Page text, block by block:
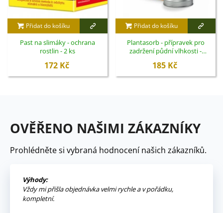
Přidat do košíku
Past na slimáky - ochrana
rostlin - 2 ks
172 Kč
Přidat do košíku
Plantasorb - přípravek pro
zadržení půdní vlhkosti -
185 Kč
OVĚŘENO NAŠIMI ZÁKAZNÍKY
Prohlédněte si vybraná hodnocení našich zákazníků.
Výhody:
Vždy mi přišla objednávka velmi rychle a v pořádku,
kompletní.